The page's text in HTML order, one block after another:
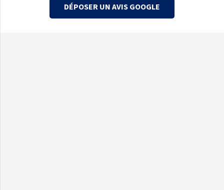
DÉPOSER UN AVIS GOOGLE